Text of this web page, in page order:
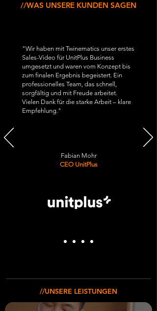
//WAS UNSERE KUNDEN SAGEN
"Wir haben mit Twinematics unser erstes
Sales-Video für UnitPlus Business
umgesetzt und waren vom Konzept bis
zum finalen Ergebnis begeistert. Ein
professionelles Team, das schnell,
sorgfältig und mit Freude arbeitet.
Vielen Dank für die starke Arbeit – klare
Empfehlung."
Fabian Mohr
CEO UnitPlus
//UNSERE LEISTUNGEN